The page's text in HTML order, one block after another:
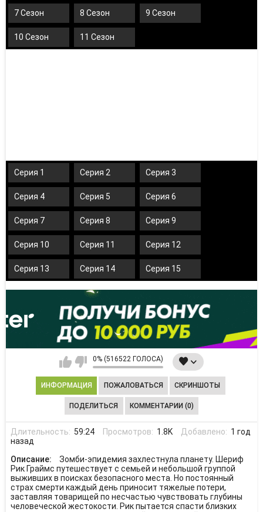
7 Сезон 8 Сезон 9 Сезон
10 Сезон 11 Сезон
Серия 1 Серия 2 Серия 3
Серия 4 Серия 5 Серия 6
Серия 7 Серия 8 Серия 9
Серия 10 Серия 11 Серия 12
Серия 13 Серия 14 Серия 15
0% (516522 ГОЛОСА)
ИНФОРМАЦИЯ ПОЖАЛОВАТЬСЯ СКРИНШОТЫ
ПОДЕЛИТЬСЯ КОММЕНТАРИИ (0)
Длительность: 59:24 Просмотров: 1.8K Добавлено: 1 год
назад
Описание:
Зомби-эпидемия захлестнула планету. Шериф
Рик Граймс путешествует с семьей и небольшой группой
выживших в поисках безопасного места. Но постоянный
страх смерти каждый день приносит тяжелые потери,
заставляя товарищей по несчастью чувствовать глубины
человеческой жестокости. Рик пытается спасти близких